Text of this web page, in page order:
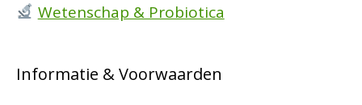
Wetenschap & Probiotica
Informatie & Voorwaarden